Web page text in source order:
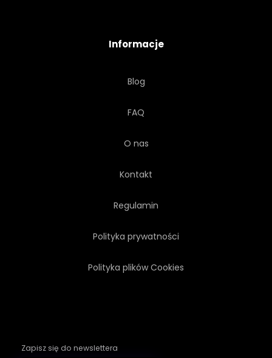
Informacje
Blog
FAQ
O nas
Kontakt
Regulamin
Polityka prywatności
Polityka plików Cookies
Zapisz się do newslettera